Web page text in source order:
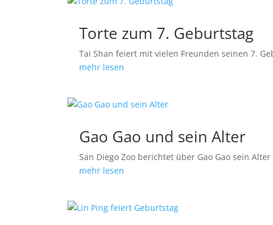
Torte zum 7. Geburtstag
Tai Shan feiert mit vielen Freunden seinen 7.
mehr lesen
Gao Gao und sein Alter
San Diego Zoo berichtet über Gao Gao sein
mehr lesen